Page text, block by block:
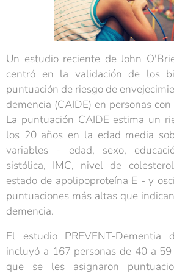
Un estudio reciente de John
centró en la validación de los
puntuación de riesgo de
demencia (CAIDE) en personas
La puntuación CAIDE estima un
los 20 años en la edad media
variables - edad, sexo,
sistólica, IMC, nivel de
estado de apolipoproteína E - y
puntuaciones más altas que
demencia.
El estudio PREVENT-
incluyó a 167 personas de 40 a
que se les asignaron